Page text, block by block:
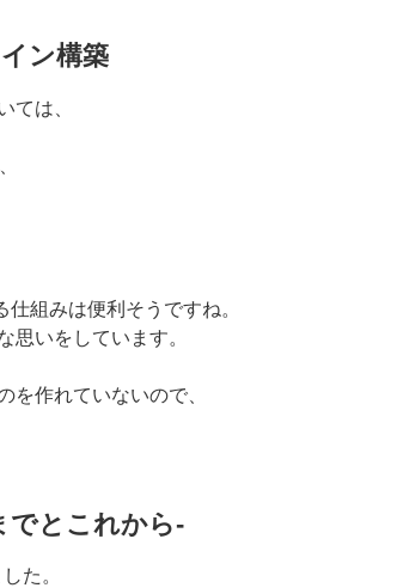
ン構築
ては、
組みは便利そうですね。
思いをしています。
を作れていないので、
でとこれから-
た。